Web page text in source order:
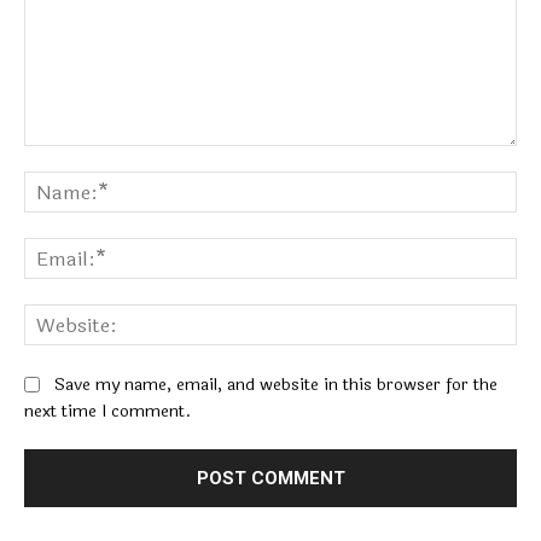
Save my name, email, and website in this browser for the
next time I comment.